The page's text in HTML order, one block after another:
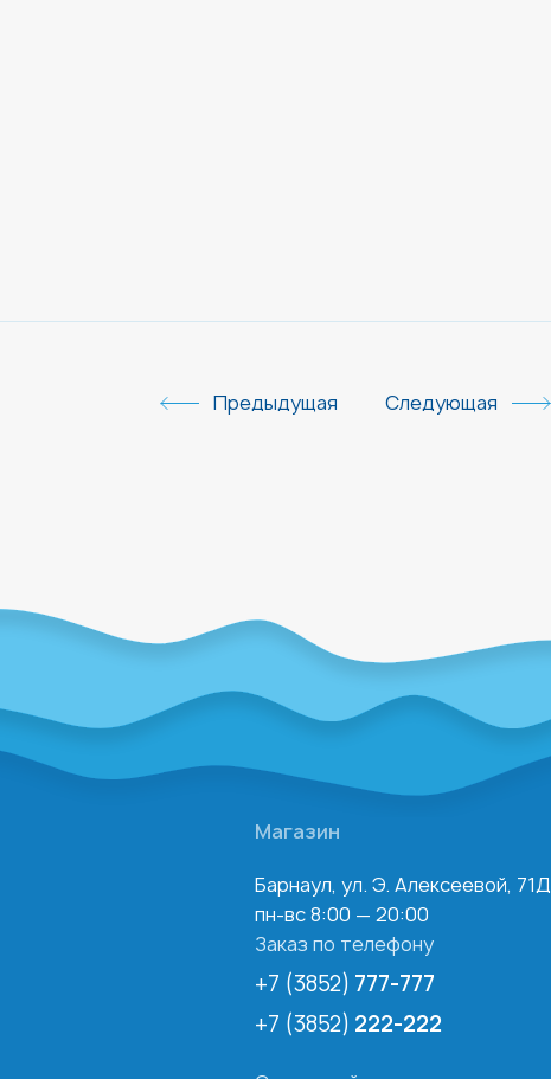
Предыдущая Следующая
Магазин
Барнаул, ул. Э. Алексеевой, 71Д
пн-вс 8:00 — 20:00
Заказ по телефону
+7 (3852) 777-777
+7 (3852) 222-222